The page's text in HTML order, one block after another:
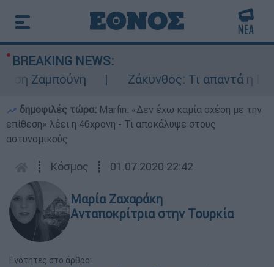
BREAKING NEWS:
Ζαμπούνη
Ζάκυνθος: Τι απαντά η ΕΛΑΣ
δημοφιλές τώρα: Marfin: «Δεν έχω καμία σχέση με την
επίθεση» λέει η 46χρονη - Τι αποκάλυψε στους
αστυνομικούς
┋ Κόσμος ┋ 01.07.2020 22:42
Μαρία Ζαχαράκη
Ανταποκρίτρια στην Τουρκία
Ενότητες στο άρθρο: